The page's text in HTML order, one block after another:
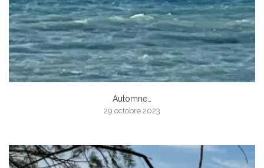
Automne…
29 octobre 2023